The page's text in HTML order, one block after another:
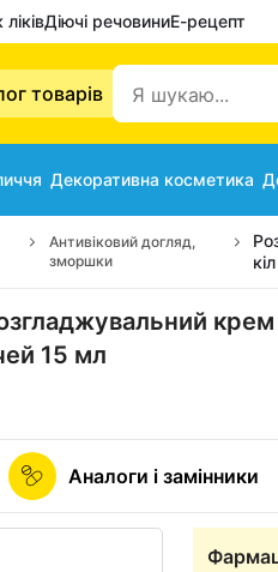
Діючі речовиниЕ-рецепт
товарів
Декоративна косметика
Антивіковий догляд,
зморшки
15 мл
Аналоги і замінники